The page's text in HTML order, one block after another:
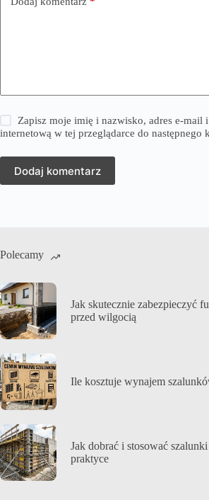
Zapisz moje imię i nazwisko, adres e-mail
internetową w tej przeglądarce do następnego
Dodaj komentarz
Polecamy
Jak skutecznie zabezpieczyć
przed wilgocią
Ile kosztuje wynajem
Jak dobrać i stosować
praktyce